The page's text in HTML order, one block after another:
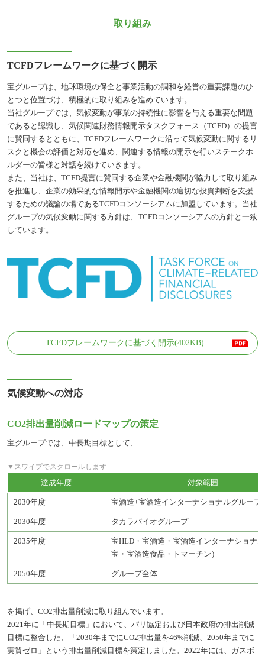
取り組み
TCFDフレームワークに基づく開示
宝グループは、地球環境の保全と事業活動の調和を経営の重要課題のひ
とつと位置づけ、積極的に取り組みを進めています。
当社グループでは、気候変動が事業の持続性に影響を与える重要な問題
であると認識し、気候関連財務情報開示タスクフォース（TCFD）の提言
に賛同するとともに、TCFDフレームワークに沿って気候変動に関するリ
スクと機会の評価と対応を進め、関連する情報の開示を行いステークホ
ルダーの皆様と対話を続けていきます。
また、当社は、TCFD提言に賛同する企業や金融機関が協力して取り組み
を推進し、企業の効果的な情報開示や金融機関の適切な投資判断を支援
するための議論の場であるTCFDコンソーシアムに加盟しています。当社
グループの気候変動に関する方針は、TCFDコンソーシアムの方針と一致
しています。
TCFDフレームワークに基づく開示(402KB)
気候変動への対応
CO2排出量削減ロードマップの策定
宝グループでは、中長期目標として、
達成年度 対象範囲
2030年度 宝酒造+宝酒造インターナショナルグループ
2030年度 タカラバイオグループ
2035年度
宝HLD・宝酒造・宝酒造インターナショナ
宝・宝酒造食品・トマーチン）
2050年度 グループ全体
を掲げ、CO2排出量削減に取り組んでいます。
2021年に「中長期目標」において、パリ協定および日本政府の排出削減
目標に整合した、「2030年までにCO2排出量を46%削減、2050年までに
実質ゼロ」という排出量削減目標を策定しました。2022年には、ガスボ